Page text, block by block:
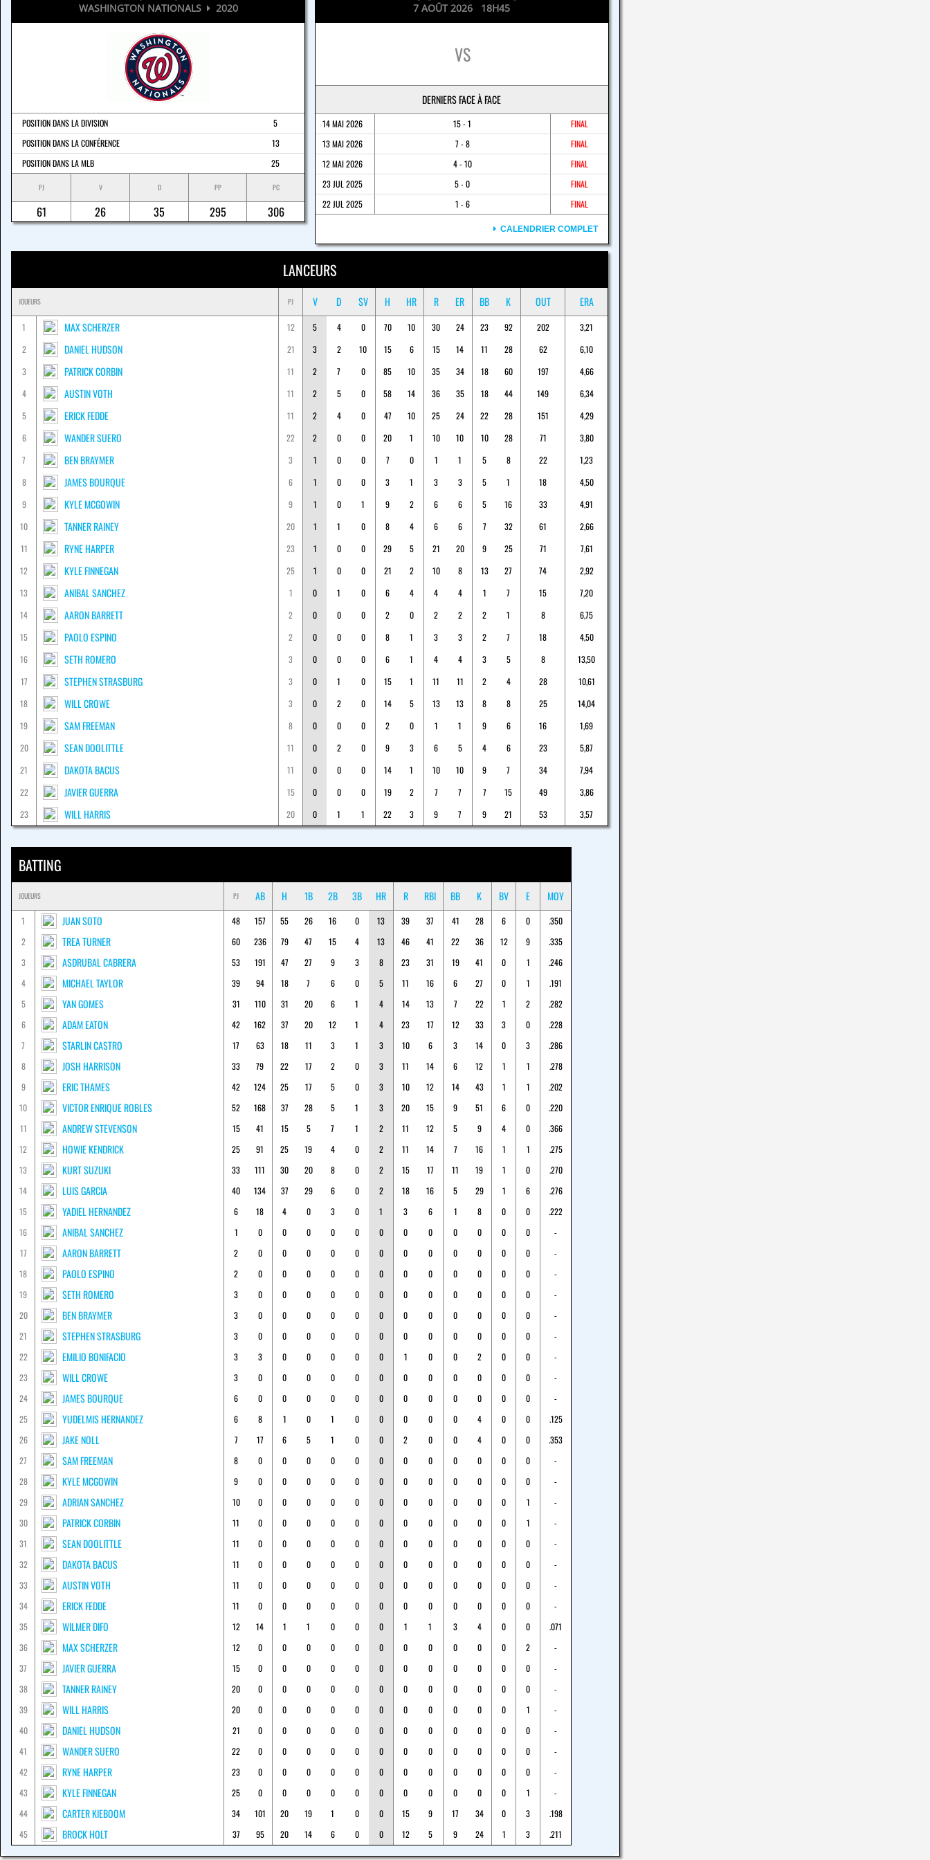
WASHINGTON NATIONALS 2020
POSITION DANS LA DIVISION
5
POSITION DANS LA CONFÉRENCE
13
POSITION DANS LA MLB
25
PJ V D PP PC
61 26 35 295 306
7 AOÛT 2026 18H45
VS
DERNIERS FACE À FACE
14 MAI 2026 15 - 1
FINAL
13 MAI 2026
7 - 8
FINAL
12 MAI 2026
4 - 10
FINAL
23 JUL 2025
5 - 0
FINAL
22 JUL 2025
1 - 6 FINAL
CALENDRIER COMPLET
LANCEURS
JOUEURS PJ V D SV H HR R ER BB K OUT ERA
1 MAX SCHERZER 12 5 4 0 70 10 30 24 23 92 202
3,21
2
DANIEL HUDSON 21 3 2 10 15 6 15 14 11 28 62
6,10
3
PATRICK CORBIN 11 2 7 0 85 10 35 34 18 60 197
4,66
4
AUSTIN VOTH 11 2 5 0 58 14 36 35 18 44 149
6,34
5
ERICK FEDDE 11 2 4 0 47 10 25 24 22 28 151
4,29
6
WANDER SUERO 22 2 0 0 20 1 10 10 10 28 71
3,80
7
BEN BRAYMER 3 1 0 0 7 0 1 1 5 8 22
1,23
8
JAMES BOURQUE 6 1 0 0 3 1 3 3 5 1 18
4,50
9
KYLE MCGOWIN 9 1 0 1 9 2 6 6 5 16 33
4,91
10
TANNER RAINEY 20 1 1 0 8 4 6 6 7 32 61
2,66
11
RYNE HARPER 23 1 0 0 29 5 21 20 9 25 71
7,61
12
KYLE FINNEGAN 25 1 0 0 21 2 10 8 13 27 74
2,92
13
ANIBAL SANCHEZ 1 0 1 0 6 4 4 4 1 7 15
7,20
14
AARON BARRETT 2 0 0 0 2 0 2 2 2 1 8
6,75
15
PAOLO ESPINO 2 0 0 0 8 1 3 3 2 7 18
4,50
16
SETH ROMERO 3 0 0 0 6 1 4 4 3 5 8
13,50
17
STEPHEN STRASBURG 3 0 1 0 15 1 11 11 2 4 28
10,61
18
WILL CROWE 3 0 2 0 14 5 13 13 8 8 25
14,04
19
SAM FREEMAN 8 0 0 0 2 0 1 1 9 6 16
1,69
20
SEAN DOOLITTLE 11 0 2 0 9 3 6 5 4 6 23
5,87
21
DAKOTA BACUS 11 0 0 0 14 1 10 10 9 7 34
7,94
22
JAVIER GUERRA 15 0 0 0 19 2 7 7 7 15 49
3,86
23
WILL HARRIS 20 0 1 1 22 3 9 7 9 21 53 3,57
BATTING
JOUEURS PJ AB H 1B 2B 3B HR R RBI BB K BV E MOY
1 JUAN SOTO 48 157 55 26 16 0 13 39 37 41 28 6 0
.350
2
TREA TURNER 60 236 79 47 15 4 13 46 41 22 36 12 9
.335
3
ASDRUBAL CABRERA 53 191 47 27 9 3 8 23 31 19 41 0 1
.246
4
MICHAEL TAYLOR 39 94 18 7 6 0 5 11 16 6 27 0 1
.191
5
YAN GOMES 31 110 31 20 6 1 4 14 13 7 22 1 2
.282
6
ADAM EATON 42 162 37 20 12 1 4 23 17 12 33 3 0
.228
7
STARLIN CASTRO 17 63 18 11 3 1 3 10 6 3 14 0 3
.286
8
JOSH HARRISON 33 79 22 17 2 0 3 11 14 6 12 1 1
.278
9
ERIC THAMES 42 124 25 17 5 0 3 10 12 14 43 1 1
.202
10
VICTOR ENRIQUE ROBLES 52 168 37 28 5 1 3 20 15 9 51 6 0
.220
11
ANDREW STEVENSON 15 41 15 5 7 1 2 11 12 5 9 4 0
.366
12
HOWIE KENDRICK 25 91 25 19 4 0 2 11 14 7 16 1 1
.275
13
KURT SUZUKI 33 111 30 20 8 0 2 15 17 11 19 1 0
.270
14
LUIS GARCIA 40 134 37 29 6 0 2 18 16 5 29 1 6
.276
15
YADIEL HERNANDEZ 6 18 4 0 3 0 1 3 6 1 8 0 0
.222
16
ANIBAL SANCHEZ 1 0 0 0 0 0 0 0 0 0 0 0 0
-
17
AARON BARRETT 2 0 0 0 0 0 0 0 0 0 0 0 0
-
18
PAOLO ESPINO 2 0 0 0 0 0 0 0 0 0 0 0 0
-
19
SETH ROMERO 3 0 0 0 0 0 0 0 0 0 0 0 0
-
20
BEN BRAYMER 3 0 0 0 0 0 0 0 0 0 0 0 0
-
21
STEPHEN STRASBURG 3 0 0 0 0 0 0 0 0 0 0 0 0
-
22
EMILIO BONIFACIO 3 3 0 0 0 0 0 1 0 0 2 0 0
-
23
WILL CROWE 3 0 0 0 0 0 0 0 0 0 0 0 0
-
24
JAMES BOURQUE 6 0 0 0 0 0 0 0 0 0 0 0 0
-
25
YUDELMIS HERNANDEZ 6 8 1 0 1 0 0 0 0 0 4 0 0
.125
26
JAKE NOLL 7 17 6 5 1 0 0 2 0 0 4 0 0
.353
27
SAM FREEMAN 8 0 0 0 0 0 0 0 0 0 0 0 0
-
28
KYLE MCGOWIN 9 0 0 0 0 0 0 0 0 0 0 0 0
-
29
ADRIAN SANCHEZ 10 0 0 0 0 0 0 0 0 0 0 0 1
-
30
PATRICK CORBIN 11 0 0 0 0 0 0 0 0 0 0 0 1
-
31
SEAN DOOLITTLE 11 0 0 0 0 0 0 0 0 0 0 0 0
-
32
DAKOTA BACUS 11 0 0 0 0 0 0 0 0 0 0 0 0
-
33
AUSTIN VOTH 11 0 0 0 0 0 0 0 0 0 0 0 0
-
34
ERICK FEDDE 11 0 0 0 0 0 0 0 0 0 0 0 0
-
35
WILMER DIFO 12 14 1 1 0 0 0 1 1 3 4 0 0
.071
36
MAX SCHERZER 12 0 0 0 0 0 0 0 0 0 0 0 2
-
37
JAVIER GUERRA 15 0 0 0 0 0 0 0 0 0 0 0 0
-
38
TANNER RAINEY 20 0 0 0 0 0 0 0 0 0 0 0 0
-
39
WILL HARRIS 20 0 0 0 0 0 0 0 0 0 0 0 1
-
40
DANIEL HUDSON 21 0 0 0 0 0 0 0 0 0 0 0 0
-
41
WANDER SUERO 22 0 0 0 0 0 0 0 0 0 0 0 0
-
42
RYNE HARPER 23 0 0 0 0 0 0 0 0 0 0 0 0
-
43
KYLE FINNEGAN 25 0 0 0 0 0 0 0 0 0 0 0 1
-
44
CARTER KIEBOOM 34 101 20 19 1 0 0 15 9 17 34 0 3
.198
45
BROCK HOLT 37 95 20 14 6 0 0 12 5 9 24 1 3 .211